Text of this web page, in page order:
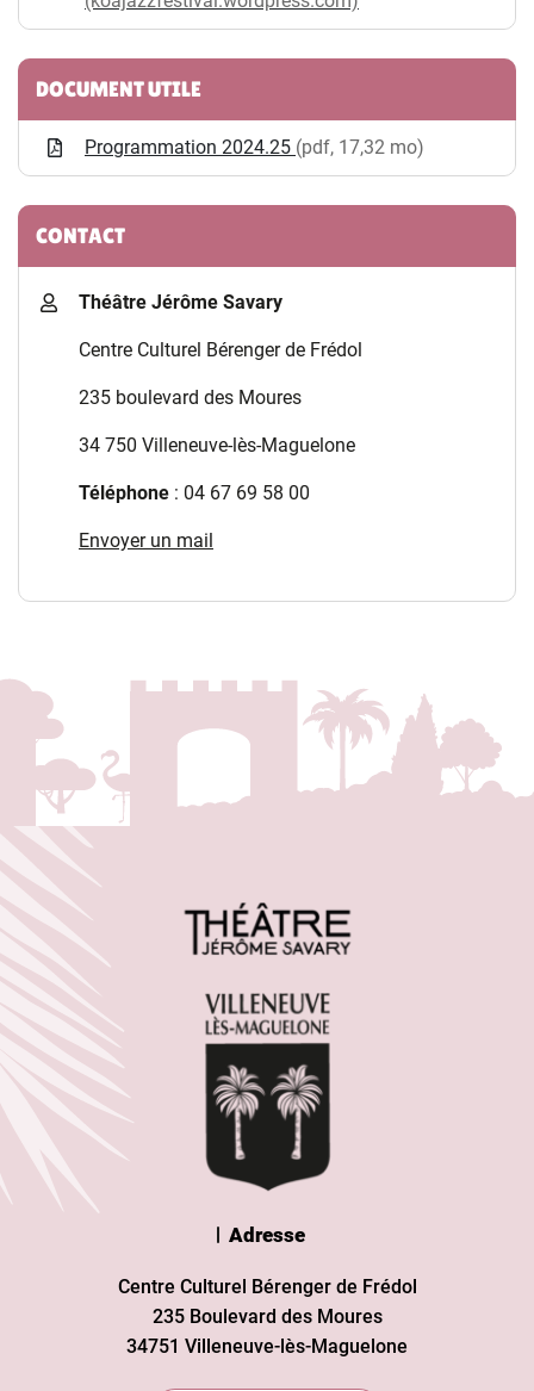
DOCUMENT UTILE
Programmation 2024.25 (pdf, 17,32 mo)
CONTACT
Théâtre Jérôme Savary
Centre Culturel Bérenger de Frédol
235 boulevard des Moures
34 750 Villeneuve-lès-Maguelone
Téléphone : 04 67 69 58 00
Envoyer un mail
Adresse
Centre Culturel Bérenger de Frédol
235 Boulevard des Moures
34751 Villeneuve-lès-Maguelone